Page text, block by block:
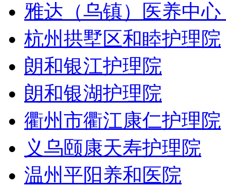
雅达（乌镇）医养中
杭州拱墅区和睦护理院
朗和银江护理院
朗和银湖护理院
衢州市衢江康仁护理院
义乌颐康天寿护理院
温州平阳养和医院